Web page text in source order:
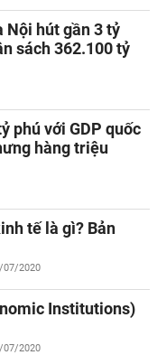
Nội hút gần 3 tỷ
sách 362.100 tỷ
phú với GDP quốc
hàng triệu
tế là gì? Bản
07/2020
Institutions)
07/2020